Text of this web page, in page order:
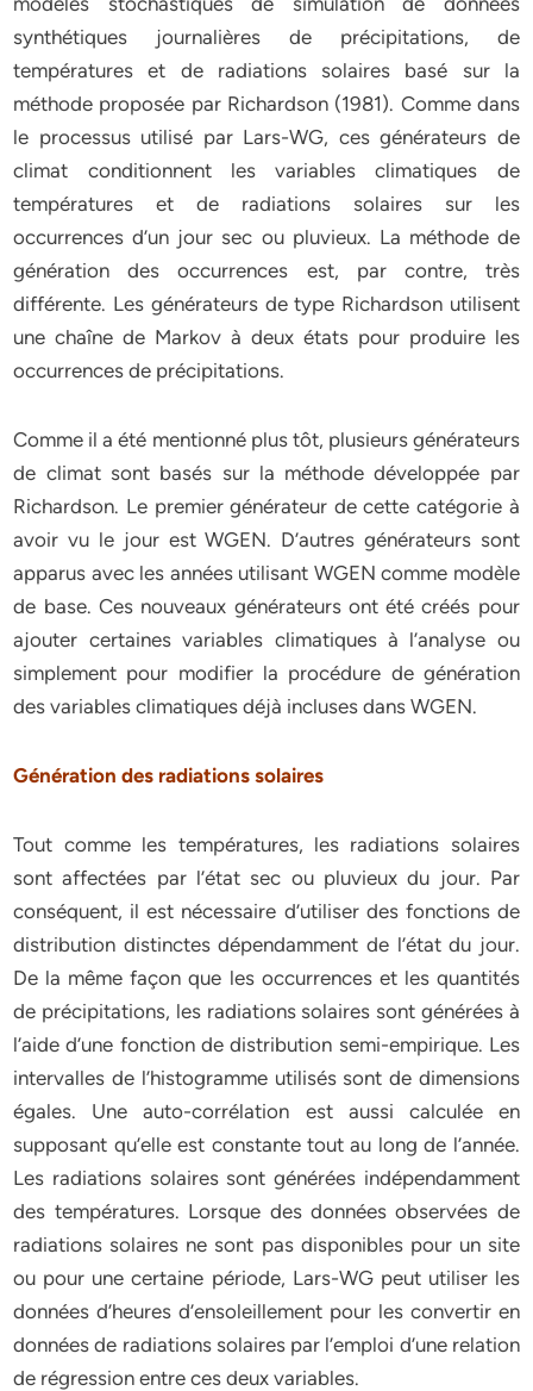
synthétiques journalières de précipitations, de
températures et de radiations solaires basé sur la
méthode proposée par Richardson (1981). Comme dans
le processus utilisé par Lars-WG, ces générateurs de
climat conditionnent les variables climatiques de
températures et de radiations solaires sur les
occurrences d’un jour sec ou pluvieux. La méthode de
génération des occurrences est, par contre, très
différente. Les générateurs de type Richardson utilisent
une chaîne de Markov à deux états pour produire les
occurrences de précipitations.
Comme il a été mentionné plus tôt, plusieurs générateurs
de climat sont basés sur la méthode développée par
Richardson. Le premier générateur de cette catégorie à
avoir vu le jour est WGEN. D’autres générateurs sont
apparus avec les années utilisant WGEN comme modèle
de base. Ces nouveaux générateurs ont été créés pour
ajouter certaines variables climatiques à l’analyse ou
simplement pour modifier la procédure de génération
des variables climatiques déjà incluses dans WGEN.
Génération des radiations solaires
Tout comme les températures, les radiations solaires
sont affectées par l’état sec ou pluvieux du jour. Par
conséquent, il est nécessaire d’utiliser des fonctions de
distribution distinctes dépendamment de l’état du jour.
De la même façon que les occurrences et les quantités
de précipitations, les radiations solaires sont générées à
l’aide d’une fonction de distribution semi-empirique. Les
intervalles de l’histogramme utilisés sont de dimensions
égales. Une auto-corrélation est aussi calculée en
supposant qu’elle est constante tout au long de l’année.
Les radiations solaires sont générées indépendamment
des températures. Lorsque des données observées de
radiations solaires ne sont pas disponibles pour un site
ou pour une certaine période, Lars-WG peut utiliser les
données d’heures d’ensoleillement pour les convertir en
données de radiations solaires par l’emploi d’une relation
de régression entre ces deux variables.